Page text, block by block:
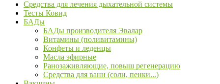
Средства для лечения дыхательной системы
Тесты Ковид
БАДы
БАДы производителя Эвалар
Витамины (поливитамины)
Конфеты и леденцы
Масла эфирные
Ранозаживляющие, повыш регенерацию
Средства для ванн (соли, пенки...)